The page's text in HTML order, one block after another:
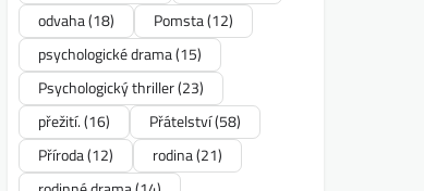
odvaha(18) Pomsta(12)
psychologické drama(15)
Psychologický thriller(23)
přežití.(16) Přátelství(58)
Příroda(12) rodina(21)